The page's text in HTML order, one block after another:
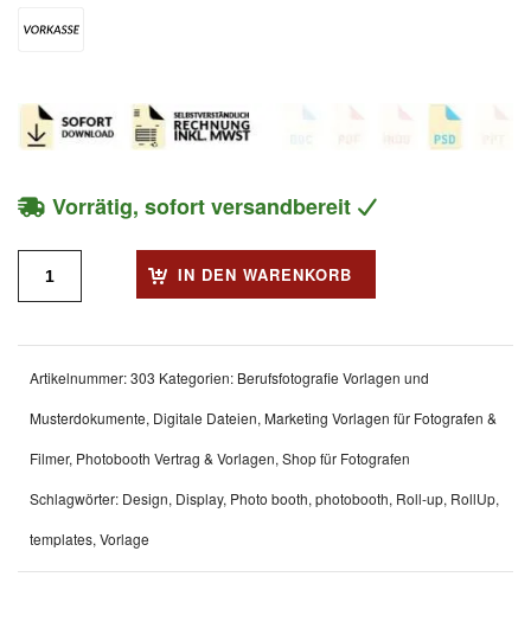
Vorrätig, sofort versandbereit
IN DEN WARENKORB
Artikelnummer:303 Kategorien: Berufsfotografie Vorlagen und
Musterdokumente, Digitale Dateien, Marketing Vorlagen für Fotografen &
Filmer, Photobooth Vertrag & Vorlagen, Shop für Fotografen
Schlagwörter: Design, Display, Photo booth, photobooth, Roll-up, RollUp,
templates, Vorlage